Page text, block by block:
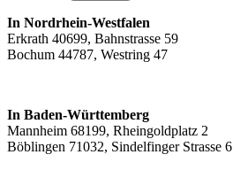
In Nordrhein-Westfalen
Erkrath 40699, Bahnstrasse 59
Bochum 44787, Westring 47
In Baden-Württemberg
Mannheim 68199, Rheingoldplatz 2
Böblingen 71032, Sindelfinger Strasse 6